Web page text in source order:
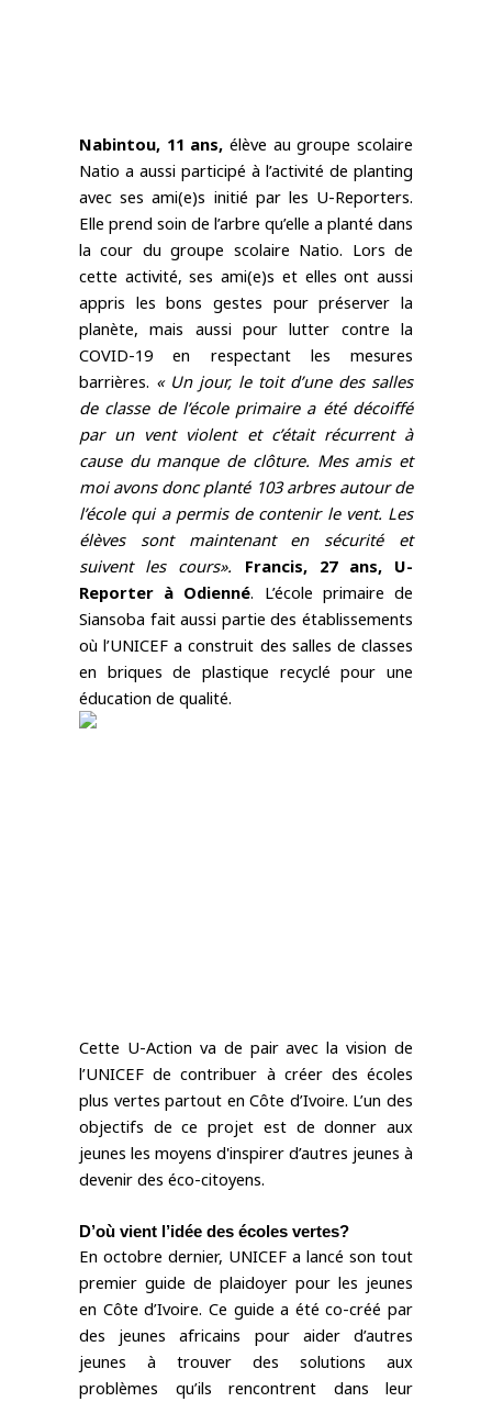
Nabintou, 11 ans, élève au groupe scolaire
Natio a aussi participé à l’activité de planting
avec ses ami(e)s initié par les U-Reporters.
Elle prend soin de l’arbre qu’elle a planté dans
la cour du groupe scolaire Natio. Lors de
cette activité, ses ami(e)s et elles ont aussi
appris les bons gestes pour préserver la
planète, mais aussi pour lutter contre la
COVID-19 en respectant les mesures
barrières. « Un jour, le toit d’une des salles
de classe de l’école primaire a été décoiffé
par un vent violent et c’était récurrent à
cause du manque de clôture. Mes amis et
moi avons donc planté 103 arbres autour de
l’école qui a permis de contenir le vent. Les
élèves sont maintenant en sécurité et
suivent les cours». Francis, 27 ans, U-
Reporter à Odienné. L’école primaire de
Siansoba fait aussi partie des établissements
où l’UNICEF a construit des salles de classes
en briques de plastique recyclé pour une
éducation de qualité.
Cette U-Action va de pair avec la vision de
l’UNICEF de contribuer à créer des écoles
plus vertes partout en Côte d’Ivoire. L’un des
objectifs de ce projet est de donner aux
jeunes les moyens d'inspirer d’autres jeunes à
devenir des éco-citoyens.
D’où vient l’idée des écoles vertes?
En octobre dernier, UNICEF a lancé son tout
premier guide de plaidoyer pour les jeunes
en Côte d’Ivoire. Ce guide a été co-créé par
des jeunes africains pour aider d’autres
jeunes à trouver des solutions aux
problèmes qu’ils rencontrent dans leur